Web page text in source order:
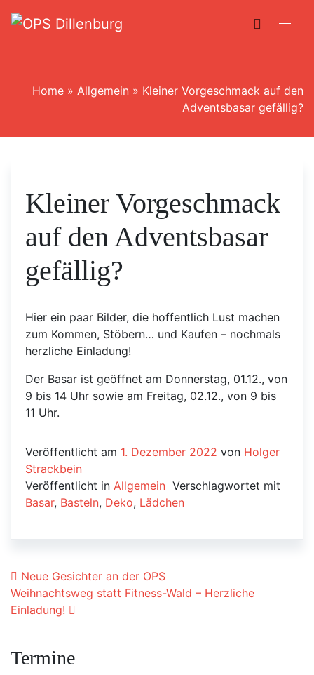
Home » Allgemein » Kleiner Vorgeschmack auf den
Adventsbasar gefällig?
Kleiner Vorgeschmack
auf den Adventsbasar
gefällig?
Hier ein paar Bilder, die hoffentlich Lust machen
zum Kommen, Stöbern… und Kaufen – nochmals
herzliche Einladung!
Der Basar ist geöffnet am Donnerstag, 01.12., von
9 bis 14 Uhr sowie am Freitag, 02.12., von 9 bis
11 Uhr.
Veröffentlicht am 1. Dezember 2022 von Holger
Strackbein
Veröffentlicht in Allgemein Verschlagwortet mit
Basar, Basteln, Deko, Lädchen
Beitrags-Navigation
Neue Gesichter an der OPS
Weihnachtsweg statt Fitness-Wald – Herzliche
Einladung!
Termine